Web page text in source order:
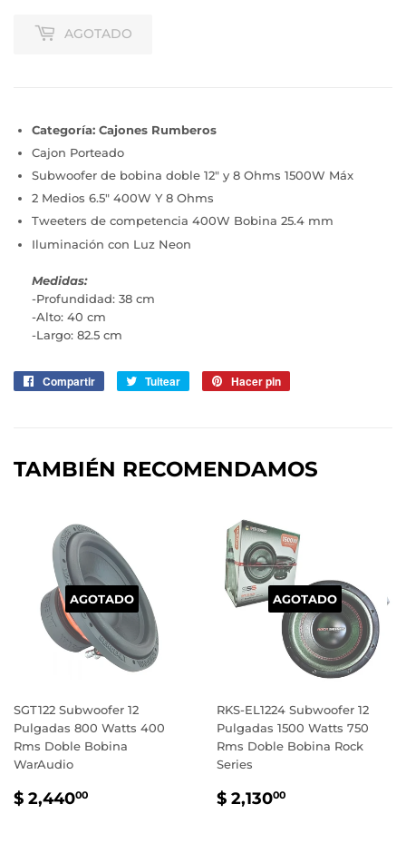
AGOTADO
Categoría: Cajones Rumberos
Cajon Porteado
Subwoofer de bobina doble 12" y 8 Ohms 1500W Máx
2 Medios 6.5" 400W Y 8 Ohms
Tweeters de competencia 400W Bobina 25.4 mm
Iluminación con Luz Neon
Medidas:
-Profundidad: 38 cm
-Alto: 40 cm
-Largo: 82.5 cm
Compartir
CompartirTuitear
Tuitear Hacer pin
TAMBIÉN RECOMENDAMOS
AGOTADO
SGT122 Subwoofer 12
Pulgadas 800 Watts 400
Rms Doble Bobina
WarAudio
PRECIO
$ 2,44000
AGOTADO
RKS-EL1224 Subwoofer 12
Pulgadas 1500 Watts 750
Rms Doble Bobina Rock
Series
PRECIO
$ 2,13000